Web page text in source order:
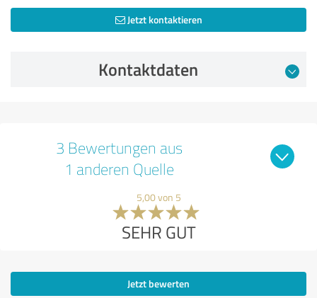
Jetzt kontaktieren
Kontaktdaten
3 Bewertungen aus
1 anderen Quelle
5,00 von 5
SEHR GUT
Jetzt bewerten